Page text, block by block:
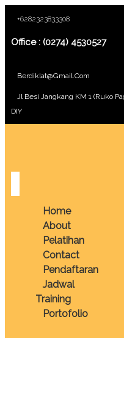
+6282323833308
Office : (0274) 4530527
Berdiklat@gmail.com
Jl Besi Jangkang KM 1 (Ruko
DIY
Home
About
Pelatihan
Contact
Pendaftaran
Jadwal
Training
Portofolio